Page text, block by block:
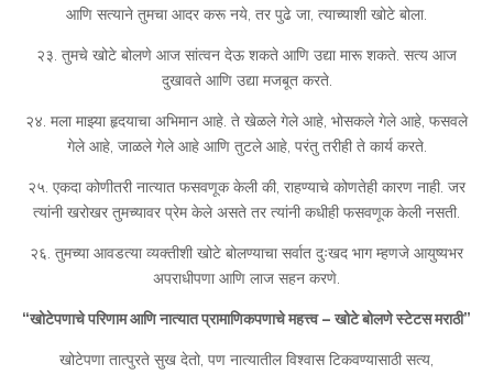
आणि सत्याने तुमचा आदर करू नये, तर पुढे जा, त्याच्याशी खोटे बोला.
२३. तुमचे खोटे बोलणे आज सांत्वन देऊ शकते आणि उद्या मारू शकते. सत्य आज
दुखावते आणि उद्या मजबूत करते.
२४. मला माझ्या हृदयाचा अभिमान आहे. ते खेळले गेले आहे, भोसकले गेले आहे, फसवले
गेले आहे, जाळले गेले आहे आणि तुटले आहे, परंतु तरीही ते कार्य करते.
२५. एकदा कोणीतरी नात्यात फसवणूक केली की, राहण्याचे कोणतेही कारण नाही. जर
त्यांनी खरोखर तुमच्यावर प्रेम केले असते तर त्यांनी कधीही फसवणूक केली नसती.
२६. तुमच्या आवडत्या व्यक्तीशी खोटे बोलण्याचा सर्वात दुःखद भाग म्हणजे आयुष्यभर
अपराधीपणा आणि लाज सहन करणे.
“खोटेपणाचे परिणाम आणि नात्यात प्रामाणिकपणाचे महत्त्व – खोटे बोलणे स्टेटस मराठी”
खोटेपणा तात्पुरते सुख देतो, पण नात्यातील विश्वास टिकवण्यासाठी सत्य,